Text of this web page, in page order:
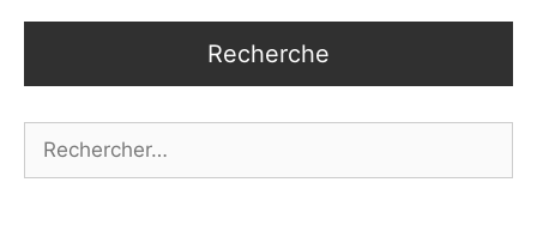
Recherche